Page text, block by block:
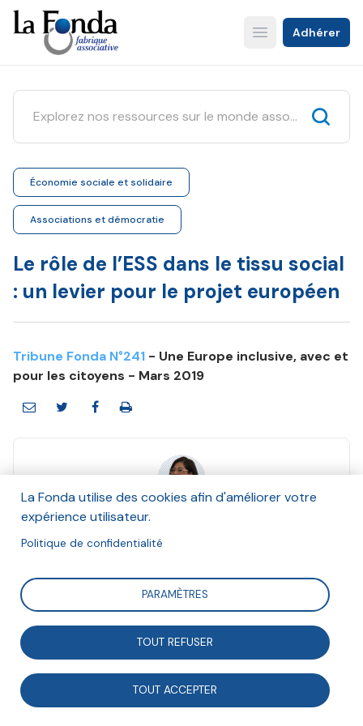
Aller
au
contenu
principal
Open main menu
Adhérer
Économie sociale et solidaire
Associations et démocratie
Le rôle de l’ESS dans le tissu social
: un levier pour le projet européen
Tribune Fonda N°241 - Une Europe inclusive, avec et
pour les citoyens - Mars 2019
Gabriela Martin
À l’heure où l’euroscepticisme et l’europhobie
mettent en cause l’avenir commun des sociétés
européennes, il convient de faire masse autour d’un
La Fonda utilise des cookies afin d'améliorer votre
expérience utilisateur.
Politique de confidentialité
PARAMÈTRES
TOUT REFUSER
TOUT ACCEPTER